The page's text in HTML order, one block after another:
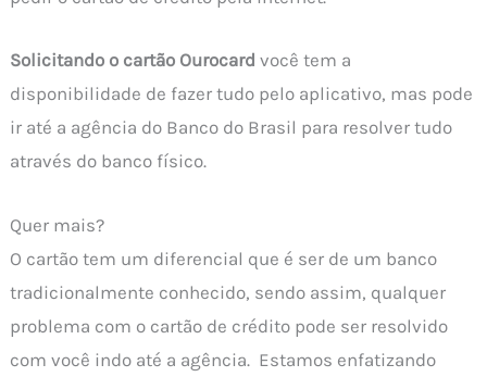
Solicitando o cartão Ourocard você tem a
disponibilidade de fazer tudo pelo aplicativo, mas pode
ir até a agência do Banco do Brasil para resolver tudo
através do banco físico.
Quer mais?
O cartão tem um diferencial que é ser de um banco
tradicionalmente conhecido, sendo assim, qualquer
problema com o cartão de crédito pode ser resolvido
com você indo até a agência. Estamos enfatizando